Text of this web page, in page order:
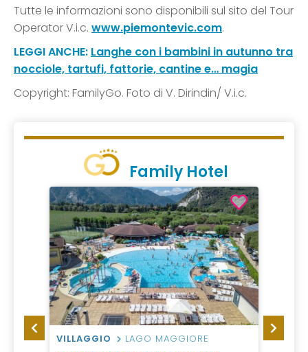
Tutte le informazioni sono disponibili sul sito del Tour
Operator V.i.c. www.piemontevic.com.
LEGGI ANCHE: Langhe con i bambini in autunno tra
nocciole, tartufi, fattorie, cantine e… magia
Copyright: FamilyGo. Foto di V. Dirindin/ V.i.c.
Family Hotel
VILLAGGIO LAGO MAGGIORE